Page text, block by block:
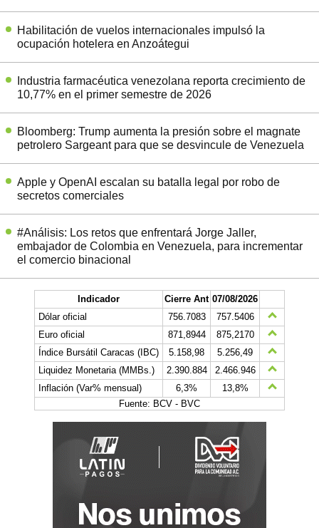
Habilitación de vuelos internacionales impulsó la
ocupación hotelera en Anzoátegui
Industria farmacéutica venezolana reporta crecimiento de
10,77% en el primer semestre de 2026
Bloomberg: Trump aumenta la presión sobre el magnate
petrolero Sargeant para que se desvincule de Venezuela
Apple y OpenAI escalan su batalla legal por robo de
secretos comerciales
#Análisis: Los retos que enfrentará Jorge Jaller,
embajador de Colombia en Venezuela, para incrementar
el comercio binacional
Indicador Cierre Ant 07/08/2026
Dólar oficial
756.7083
757.5406
Euro oficial
871,8944
875,2170
Índice Bursátil Caracas (IBC)
5.158,98
5.256,49
Liquidez Monetaria (MMBs.)
2.390.884
2.466.946
Inflación (Var% mensual)
6,3%
13,8%
Fuente: BCV - BVC